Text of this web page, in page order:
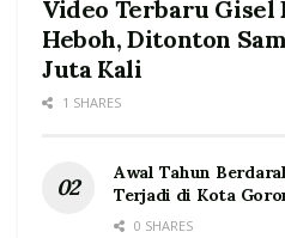
Video Terbaru Gisel
Heboh, Ditonton
Juta Kali
1 SHARES
Awal Tahun
Terjadi di Kota
0 SHARES